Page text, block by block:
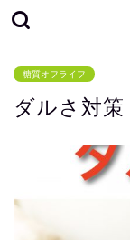
糖質オフライフ
ダルさ対策